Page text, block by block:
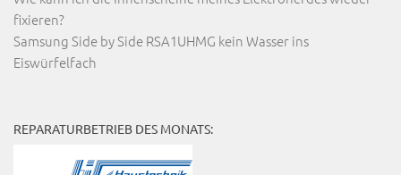
fixieren?
Samsung Side by Side RSA1UHMG kein Wasser ins
Eiswürfelfach
REPARATURBETRIEB DES MONATS: